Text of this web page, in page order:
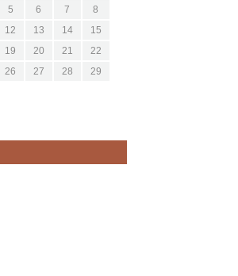
5 6 7
8
12 13 14
15
19 20 21
22
26 27 28
29